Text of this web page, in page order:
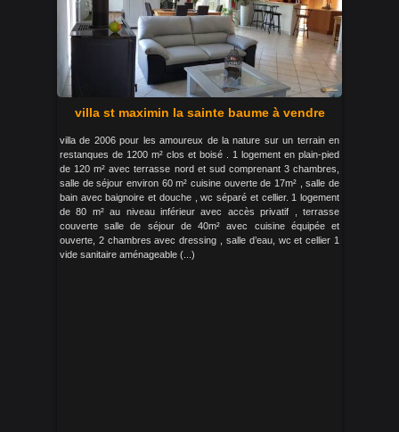
villa st maximin la sainte baume à vendre
villa de 2006 pour les amoureux de la nature sur un terrain en
restanques de 1200 m² clos et boisé . 1 logement en plain-pied
de 120 m² avec terrasse nord et sud comprenant 3 chambres,
salle de séjour environ 60 m² cuisine ouverte de 17m² , salle de
bain avec baignoire et douche , wc séparé et cellier. 1 logement
de 80 m² au niveau inférieur avec accès privatif , terrasse
couverte salle de séjour de 40m² avec cuisine équipée et
ouverte, 2 chambres avec dressing , salle d’eau, wc et cellier 1
vide sanitaire aménageable (...)